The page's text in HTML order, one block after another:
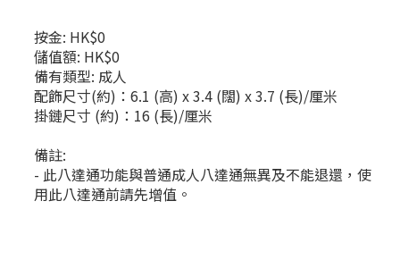
按金: HK$0
儲值額: HK$0
備有類型: 成人
配飾尺寸(約)：6.1 (高) x 3.4 (闊) x 3.7 (長)/厘米
掛鏈尺寸 (約)：16 (長)/厘米
備註:
- 此八達通功能與普通成人八達通無異及不能退還，使
用此八達通前請先增值。